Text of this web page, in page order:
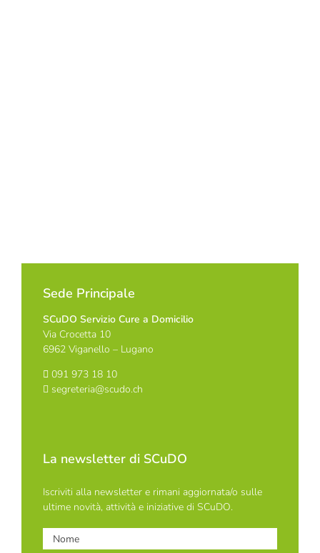
Sede Principale
SCuDO Servizio Cure a Domicilio
Via Crocetta 10
6962 Viganello – Lugano
091 973 18 10
segreteria@scudo.ch
La newsletter di SCuDO
Iscriviti alla newsletter e rimani aggiornata/o sulle
ultime novità, attività e iniziative di SCuDO.